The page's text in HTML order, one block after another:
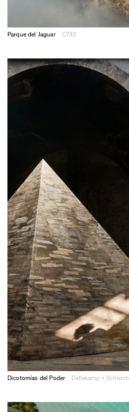
Parque del Jaguar C733
Dicotomías del Poder Dellekamp + Schleich